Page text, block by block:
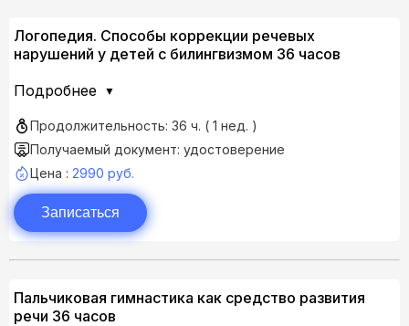
Логопедия. Способы коррекции речевых
нарушений у детей с билингвизмом 36 часов
Подробнее
Продолжительность: 36 ч. ( 1 нед. )
Получаемый документ: удостоверение
Цена : 2990 руб.
Записаться
Пальчиковая гимнастика как средство развития
речи 36 часов